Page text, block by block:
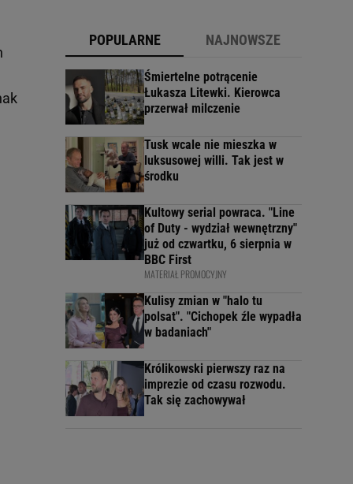
POPULARNE NAJNOWSZE
Śmiertelne potrącenie
Łukasza Litewki. Kierowca
przerwał milczenie
Tusk wcale nie mieszka w
luksusowej willi. Tak jest w
środku
Kultowy serial powraca. "Line
of Duty - wydział wewnętrzny"
już od czwartku, 6 sierpnia w
BBC First
MATERIAŁ PROMOCYJNY
Kulisy zmian w "halo tu
polsat". "Cichopek źle wypadła
w badaniach"
Królikowski pierwszy raz na
imprezie od czasu rozwodu.
Tak się zachowywał